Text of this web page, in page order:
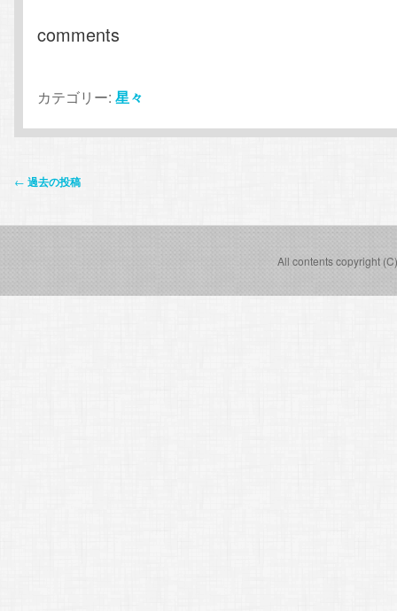
comments
カテゴリー: 星々
投
ナ
← 過去の投稿
All contents copyright